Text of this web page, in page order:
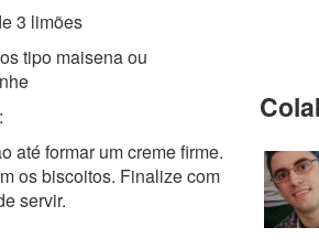
3 limões
tipo maisena ou
até formar um creme firme.
os biscoitos. Finalize com
servir.